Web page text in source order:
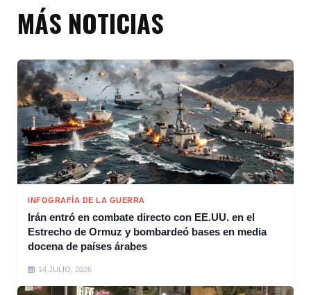
MÁS NOTICIAS
INFOGRAFÍA DE LA GUERRA
Irán entró en combate directo con EE.UU. en el
Estrecho de Ormuz y bombardeó bases en media
docena de países árabes
14 JULIO, 2026